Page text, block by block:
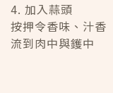
4. 加入蒜頭
按押令香味、汁香
流到肉中與鑊中